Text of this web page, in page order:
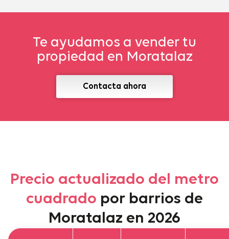
Te ayudamos a vender tu
propiedad en Moratalaz
Contacta ahora
Precio actualizado del metro
cuadrado por barrios de
Moratalaz en 2026